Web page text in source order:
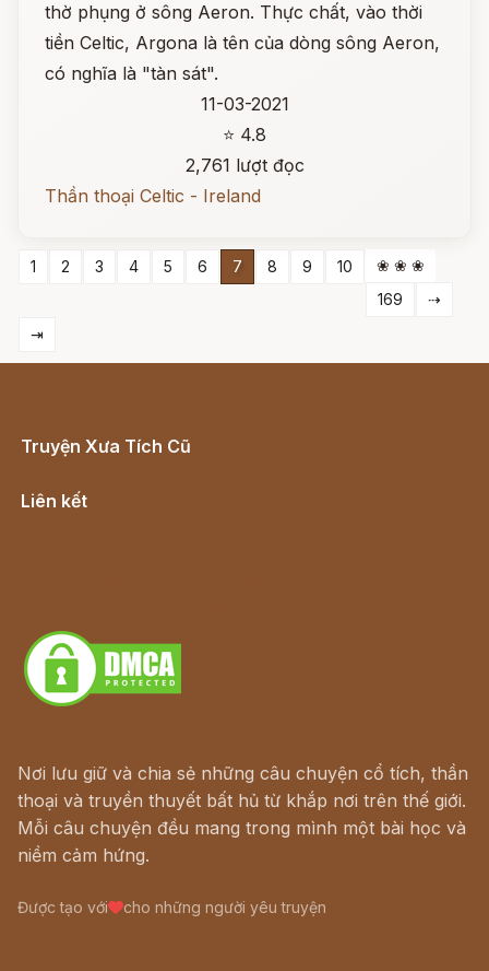
thờ phụng ở sông Aeron. Thực chất, vào thời
tiền Celtic, Argona là tên của dòng sông Aeron,
có nghĩa là "tàn sát".
11-03-2021
⭐ 4.8
2,761 lượt đọc
Thần thoại Celtic - Ireland
1 2 3 4 5 6 7 8 9 10
❀ ❀ ❀
169
⇢
⇥
Truyện Xưa Tích Cũ
Liên kết
Nơi lưu giữ và chia sẻ những câu chuyện cổ tích, thần
thoại và truyền thuyết bất hủ từ khắp nơi trên thế giới.
Mỗi câu chuyện đều mang trong mình một bài học và
niềm cảm hứng.
Được tạo với cho những người yêu truyện